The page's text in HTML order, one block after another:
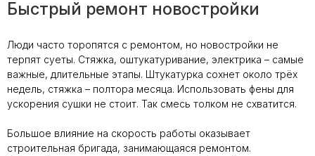
Быстрый ремонт новостройки
Люди часто торопятся с ремонтом, но новостройки не
терпят суеты. Стяжка, оштукатуривание, электрика – самые
важные, длительные этапы. Штукатурка сохнет около трёх
недель, стяжка – полтора месяца. Использовать фены для
ускорения сушки не стоит. Так смесь толком не схватится.
Большое влияние на скорость работы оказывает
строительная бригада, занимающаяся ремонтом.